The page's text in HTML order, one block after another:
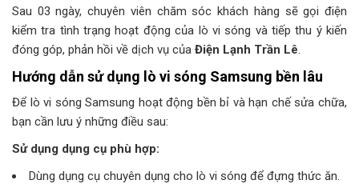
Sau 03 ngày, chuyên viên chăm sóc khách hàng sẽ gọi điện
kiểm tra tình trạng hoạt động của lò vi sóng và tiếp thu ý kiến
đóng góp, phản hồi về dịch vụ của Điện Lạnh Trần Lê.
Hướng dẫn sử dụng lò vi sóng Samsung bền lâu
Để lò vi sóng Samsung hoạt động bền bỉ và hạn chế sửa chữa,
bạn cần lưu ý những điều sau:
Sử dụng dụng cụ phù hợp:
Dùng dụng cụ chuyên dụng cho lò vi sóng để đựng thức ăn.